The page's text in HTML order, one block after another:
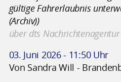
gültige Fahrerlaubnis
(Archiv))
über dts Nachrichtenagentur
03. Juni 2026 - 11:50 Uhr
Von Sandra Will -